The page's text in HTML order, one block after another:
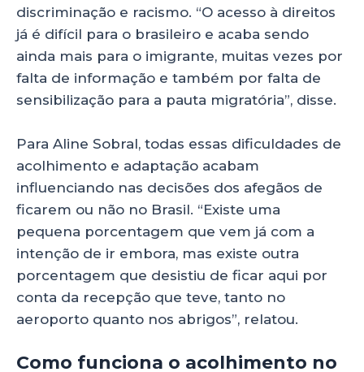
discriminação e racismo. “O acesso à direitos
já é difícil para o brasileiro e acaba sendo
ainda mais para o imigrante, muitas vezes por
falta de informação e também por falta de
sensibilização para a pauta migratória”, disse.
Para Aline Sobral, todas essas dificuldades de
acolhimento e adaptação acabam
influenciando nas decisões dos afegãos de
ficarem ou não no Brasil. “Existe uma
pequena porcentagem que vem já com a
intenção de ir embora, mas existe outra
porcentagem que desistiu de ficar aqui por
conta da recepção que teve, tanto no
aeroporto quanto nos abrigos”, relatou.
Como funciona o acolhimento no